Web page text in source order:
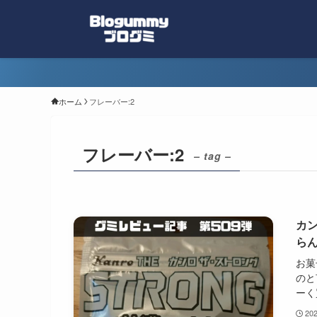
ホーム フレーバー:2
フレーバー:2 – tag –
カ
ら
お
の
ー